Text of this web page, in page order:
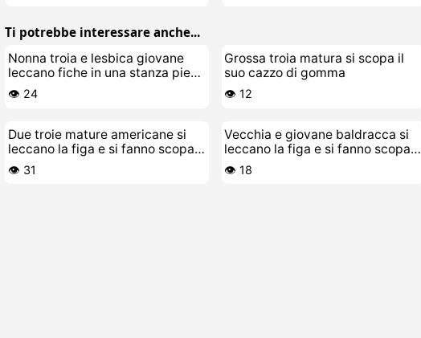
Ti potrebbe interessare anche...
Nonna troia e lesbica giovane
leccano fiche in una stanza piena
di mature porche
👁️ 24
Grossa troia matura si scopa il
suo cazzo di gomma
👁️ 12
Due troie mature americane si
leccano la figa e si fanno scopare
a suon di lesbica
👁️ 31
Vecchia e giovane baldracca si
leccano la figa e si fanno scopare
con la lingua
👁️ 18